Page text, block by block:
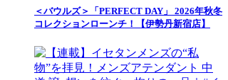
＜バウルズ＞「PERFECT DAY」 2026年秋冬
コレクションローンチ！【伊勢丹新宿店】